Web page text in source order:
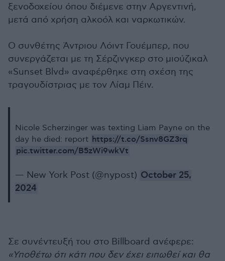
ξενοδοχείου όπου διέμενε στην Αργεντινή,
μετά από χρήση αλκοόλ και ναρκωτικών.
Ο συνθέτης Άντριου Λόιντ Γουέμπερ, που
συνεργάζεται με τη Σέρζινγκερ στο μιούζικαλ
«Sunset Blvd» αναφέρθηκε στη σχέση της
τραγουδίστριας με τον Λίαμ Πέιν.
Nicole Scherzinger was texting Liam Payne on the
day he died: report https://t.co/Ssnv8GZ3rq
pic.twitter.com/B5zWi9wkVt
— New York Post (@nypost) October 25,
2024
Σε συνέντευξή του στο Billboard ανέφερε:
«Υποθέτω ότι κάτι που δεν έχει ειπωθεί και θα